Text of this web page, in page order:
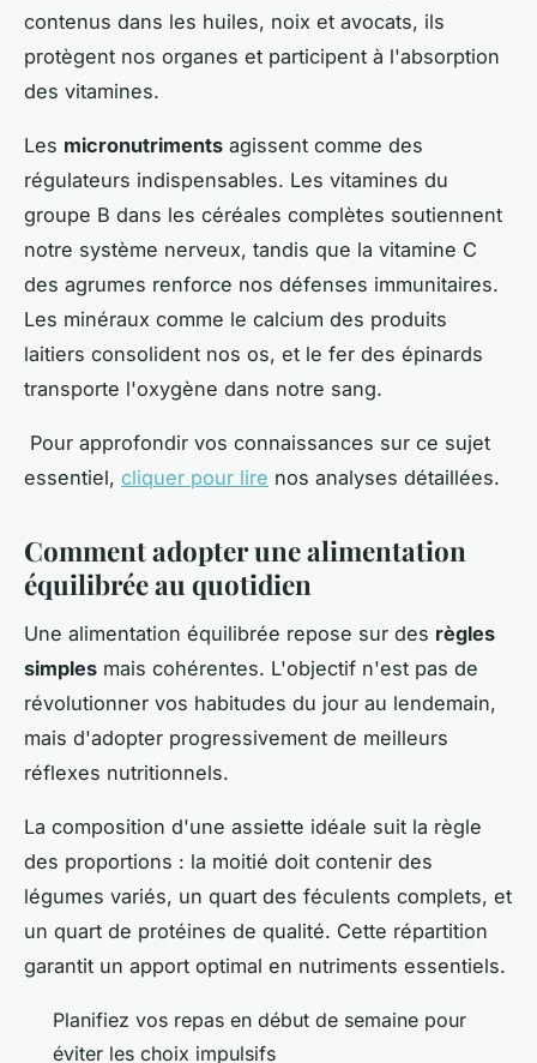
contenus dans les huiles, noix et avocats, ils
protègent nos organes et participent à l'absorption
des vitamines.
Les micronutriments agissent comme des
régulateurs indispensables. Les vitamines du
groupe B dans les céréales complètes soutiennent
notre système nerveux, tandis que la vitamine C
des agrumes renforce nos défenses immunitaires.
Les minéraux comme le calcium des produits
laitiers consolident nos os, et le fer des épinards
transporte l'oxygène dans notre sang.
Pour approfondir vos connaissances sur ce sujet
essentiel, cliquer pour lire nos analyses détaillées.
Comment adopter une alimentation
équilibrée au quotidien
Une alimentation équilibrée repose sur des règles
simples mais cohérentes. L'objectif n'est pas de
révolutionner vos habitudes du jour au lendemain,
mais d'adopter progressivement de meilleurs
réflexes nutritionnels.
La composition d'une assiette idéale suit la règle
des proportions : la moitié doit contenir des
légumes variés, un quart des féculents complets, et
un quart de protéines de qualité. Cette répartition
garantit un apport optimal en nutriments essentiels.
Planifiez vos repas en début de semaine pour
éviter les choix impulsifs